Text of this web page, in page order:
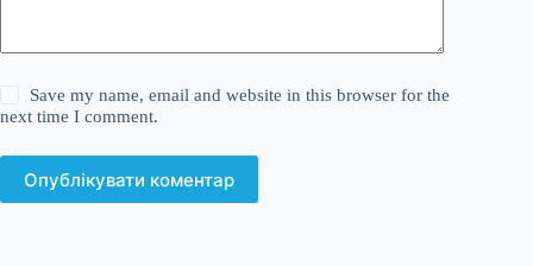
Save my name, email and website in this browser for the
next time I comment.
Опублікувати коментар